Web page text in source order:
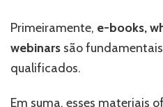
Primeiramente, e-books,
webinars são
qualificados.
Em suma, esses materiais